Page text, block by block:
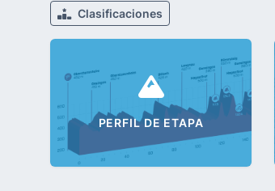
Clasificaciones
PERFIL DE ETAPA